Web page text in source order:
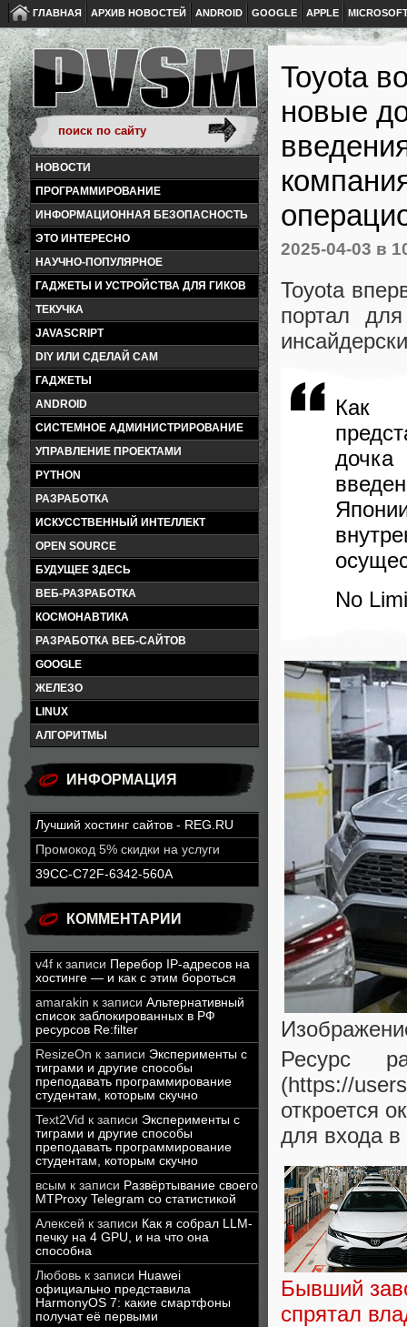
ГЛАВНАЯ АРХИВ НОВОСТЕЙ ANDROID GOOGLE APPLE
НОВОСТИ
ПРОГРАММИРОВАНИЕ
ИНФОРМАЦИОННАЯ БЕЗОПАСНОСТЬ
ЭТО ИНТЕРЕСНО
НАУЧНО-ПОПУЛЯРНОЕ
ГАДЖЕТЫ И УСТРОЙСТВА ДЛЯ ГИКОВ
ТЕКУЧКА
JAVASCRIPT
DIY ИЛИ СДЕЛАЙ САМ
ГАДЖЕТЫ
ANDROID
СИСТЕМНОЕ АДМИНИСТРИРОВАНИЕ
УПРАВЛЕНИЕ ПРОЕКТАМИ
PYTHON
РАЗРАБОТКА
ИСКУССТВЕННЫЙ ИНТЕЛЛЕКТ
OPEN SOURCE
БУДУЩЕЕ ЗДЕСЬ
ВЕБ-РАЗРАБОТКА
КОСМОНАВТИКА
РАЗРАБОТКА ВЕБ-САЙТОВ
GOOGLE
ЖЕЛЕЗО
LINUX
АЛГОРИТМЫ
ИНФОРМАЦИЯ
Лучший хостинг сайтов - REG.RU
Промокод 5% скидки на услуги
39CC-C72F-6342-560A
КОММЕНТАРИИ
v4f к записи Перебор IP-адресов на
хостинге — и как с этим бороться
amarakin к записи Альтернативный
список заблокированных в РФ
ресурсов Re:filter
ResizeOn к записи Эксперименты с
тиграми и другие способы
преподавать программирование
студентам, которым скучно
Text2Vid к записи Эксперименты с
тиграми и другие способы
преподавать программирование
студентам, которым скучно
всым к записи Развёртывание своего
MTProxy Telegram со статистикой
Алексей к записи Как я собрал LLM-
печку на 4 GPU, и на что она
способна
Любовь к записи Huawei
официально представила
HarmonyOS 7: какие смартфоны
получат её первыми
Toyota
новые
2025-04-03 в
Toyota
портал
Как
No
Ресурс
(https://
откроется
для входа в
Бывший
спрятал